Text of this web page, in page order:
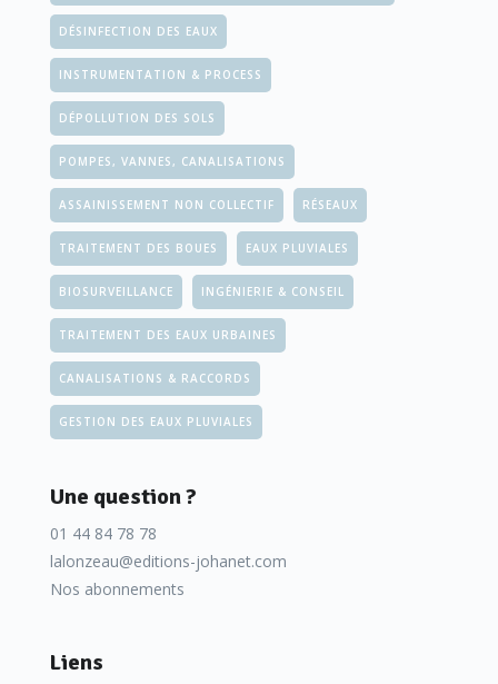
DÉSINFECTION DES EAUX
INSTRUMENTATION & PROCESS
DÉPOLLUTION DES SOLS
POMPES, VANNES, CANALISATIONS
ASSAINISSEMENT NON COLLECTIF RÉSEAUX
TRAITEMENT DES BOUES EAUX PLUVIALES
BIOSURVEILLANCE INGÉNIERIE & CONSEIL
TRAITEMENT DES EAUX URBAINES
CANALISATIONS & RACCORDS
GESTION DES EAUX PLUVIALES
Une question ?
01 44 84 78 78
lalonzeau@editions-johanet.com
Nos abonnements
Liens